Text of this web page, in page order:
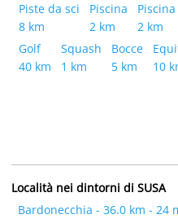
Piste da sci
8 km
Piscina
2 km
2 km
Golf
40 km
Squash
1 km
Bocce
5 km
10
Località nei dintorni di SUSA
Bardonecchia - 36.0 km - 24